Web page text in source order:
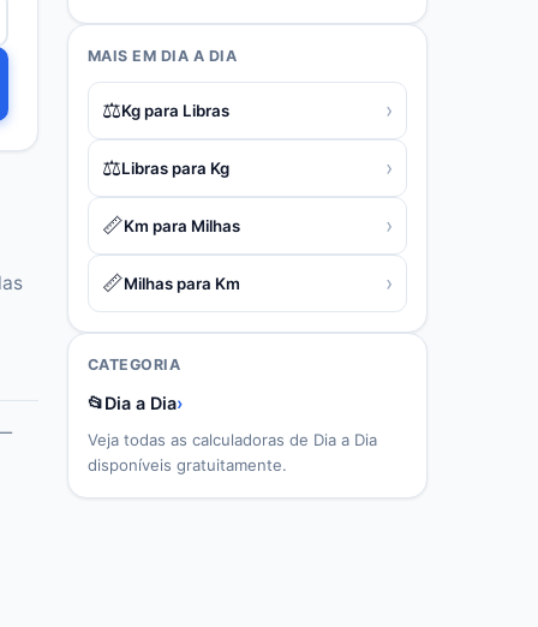
MAIS EM DIA A DIA
⚖️Kg para Libras ›
⚖️Libras para Kg ›
📏Km para Milhas ›
📏Milhas para Km ›
CATEGORIA
📂Dia a Dia›
Veja todas as calculadoras de Dia a Dia
disponíveis gratuitamente.